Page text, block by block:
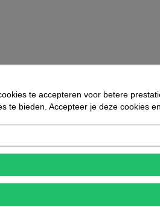
te accepteren voor betere
te bieden. Accepteer je deze cookies